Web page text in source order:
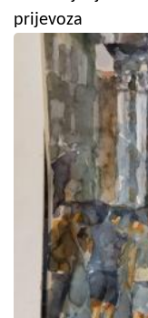
prijevoza